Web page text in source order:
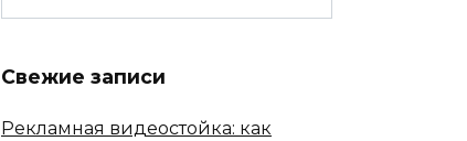
Свежие записи
Рекламная видеостойка: как